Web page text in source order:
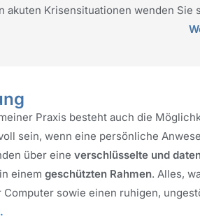
akuten Krisensituationen wenden Sie
Praxis besteht auch die
sein, wenn eine persönliche
über eine verschlüsselte und
einem geschützten Rahmen. Alles,
Computer sowie einen ruhigen,